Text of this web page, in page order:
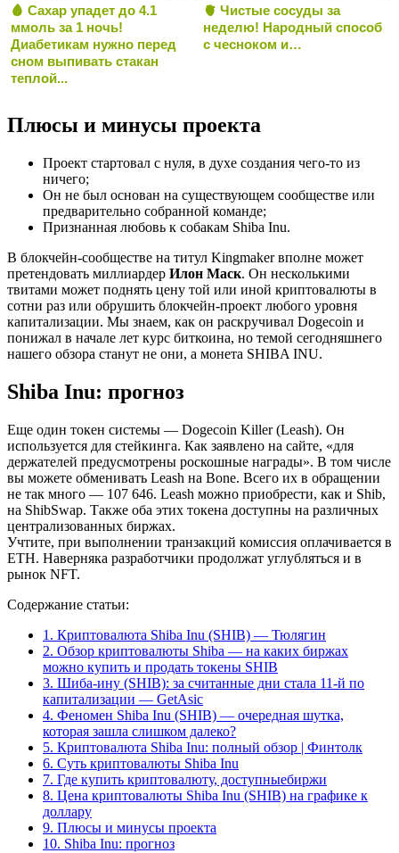
🩸 Сахар упадет до 4.1
ммоль за 1 ночь!
Диабетикам нужно перед
сном выпивать стакан
теплой...
🫀 Чистые сосуды за
неделю! Народный способ
с чесноком и…
Плюсы и минусы проекта
Проект стартовал с нуля, в духе создания чего-то из
ничего;
Он не был основан на существующем сообществе или
предварительно собранной команде;
Признанная любовь к собакам Shiba Inu.
В блокчейн-сообществе на титул Kingmaker вполне может
претендовать миллиардер Илон Маск. Он несколькими
твитами может поднять цену той или иной криптовалюты в
сотни раз или обрушить блокчейн-проект любого уровня
капитализации. Мы знаем, как он раскручивал Dogecoin и
понижал в начале лет курс биткоина, но темой сегодняшнего
нашего обзора станут не они, а монета SHIBA INU.
Shiba Inu: прогноз
Еще один токен системы — Dogecoin Killer (Leash). Он
используется для стейкинга. Как заявлено на сайте, «для
держателей предусмотрены роскошные награды». В том числе
вы можете обменивать Leash на Bone. Всего их в обращении
не так много — 107 646. Leash можно приобрести, как и Shib,
на ShibSwap. Также оба этих токена доступны на различных
централизованных биржах.
Учтите, при выполнении транзакций комиссия оплачивается в
ETH. Наверняка разработчики продолжат углубляться и в
рынок NFT.
Содержание статьи:
1. Криптовалюта Shiba Inu (SHIB) — Тюлягин
2. Обзор криптовалюты Shiba — на каких биржах
можно купить и продать токены SHIB
3. Шиба-ину (SHIB): за считанные дни стала 11-й по
капитализации — GetAsic
4. Феномен Shiba Inu (SHIB) — очередная шутка,
которая зашла слишком далеко?
5. Криптовалюта Shiba Inu: полный обзор | Финтолк
6. Суть криптовалюты Shiba Inu
7. Где купить криптовалюту, доступныебиржи
8. Цена криптовалюты Shiba Inu (SHIB) на графике к
доллару
9. Плюсы и минусы проекта
10. Shiba Inu: прогноз